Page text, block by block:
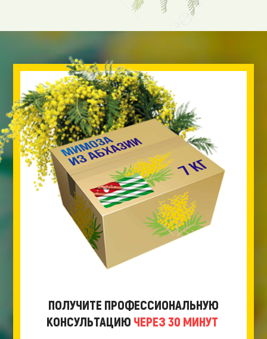
ПОЛУЧИТЕ ПРОФЕССИОНАЛЬНУЮ
КОНСУЛЬТАЦИЮ ЧЕРЕЗ 30 МИНУТ